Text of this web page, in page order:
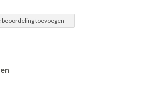
beoordeling toevoegen